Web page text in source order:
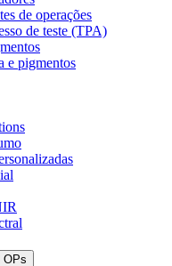
de operações
de teste (TPA)
e pigmentos
OPs